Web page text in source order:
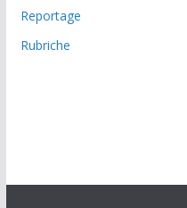
Reportage
Rubriche